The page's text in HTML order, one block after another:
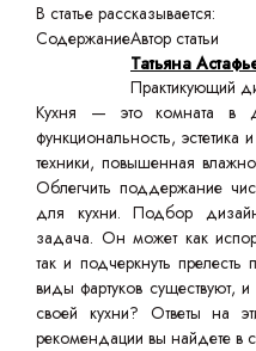
В статье рассказывается:
СодержаниеАвтор статьи
Татьяна
Практикующий
Кухня — это комната в
функциональность,
техники, повышенная
Облегчить поддержание
для кухни. Подбор
задача. Он может как
так и подчеркнуть прелесть
виды фартуков существуют,
своей кухни? Ответы на
рекомендации вы найдете в